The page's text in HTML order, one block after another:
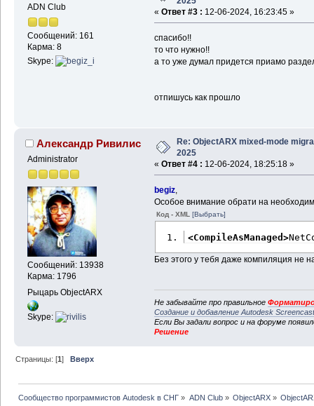
ADN Club
Сообщений: 161
Карма: 8
Skype:
« Ответ #3 : 12-06-2024, 16:23:45 »
спасибо!!
то что нужно!!
а то уже думал придется приамо
отпишусь как прошло
Александр Ривилис
Administrator
Сообщений: 13938
Карма: 1796
Рыцарь ObjectARX
Skype:
Re: ObjectARX mixed-mode
2025
« Ответ #4 : 12-06-2024, 18:25:18 »
begiz,
Особое внимание обрати на
Код - XML [Выбрать]
<CompileAsManaged>
Без этого у тебя даже компиляция не
Не забывайте про правильное
Создание и добавление Autodesk
Если Вы задали вопрос и на форуме
Решение
Страницы: [1] Вверх
Сообщество программистов Autodesk в СНГ » ADN Club» ObjectARX»